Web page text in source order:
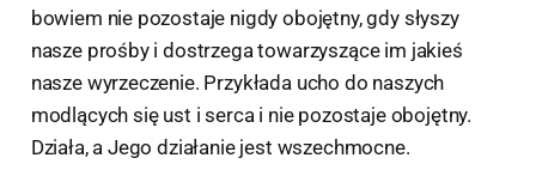
bowiem nie pozostaje nigdy obojętny, gdy słyszy
nasze prośby i dostrzega towarzyszące im jakieś
nasze wyrzeczenie. Przykłada ucho do naszych
modlących się ust i serca i nie pozostaje obojętny.
Działa, a Jego działanie jest wszechmocne.